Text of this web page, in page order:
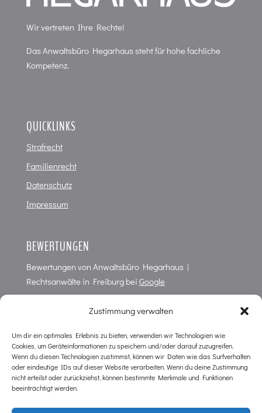
Zustimmung verwalten
Um dir ein optimales Erlebnis zu bieten, verwenden wir Technologien wie
Cookies, um Geräteinformationen zu speichern und/oder darauf zuzugreifen.
Wenn du diesen Technologien zustimmst, können wir Daten wie das Surfverhalten
oder eindeutige IDs auf dieser Website verarbeiten. Wenn du deine Zustimmung
nicht erteilst oder zurückziehst, können bestimmte Merkmale und Funktionen
beeinträchtigt werden.
Wir vertreten Ihre Rechte!
Das Anwaltsbüro Hegarhaus steht für hohe fachliche
Kompetenz.
QUICKLINKS
Strafrecht
Familienrecht
Datenschutz
Impressum
BEWERTUNGEN
Bewertungen von Anwaltsbüro Hegarhaus |
Rechtsanwälte in Freiburgbei Google
KONTAKT
Anwaltsbüro im Hegarhaus
Wilhelmstr. 10